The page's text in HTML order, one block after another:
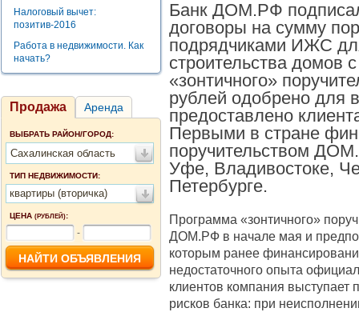
Налоговый вычет:
позитив-2016
Работа в недвижимости. Как
начать?
Продажа Аренда
ВЫБРАТЬ РАЙОН/ГОРОД:
Сахалинская область
ТИП НЕДВИЖИМОСТИ:
квартиры (вторичка)
ЦЕНА (РУБЛЕЙ):
-
Банк ДОМ.РФ
договоры на сумму
подрядчиками ИЖС
строительства домов
«зонтичного»
рублей одобрено для
предоставлено
Первыми в стране
поручительством
Уфе, Владивостоке,
Петербурге.
Программа «зонтичного»
ДОМ.РФ в начале мая и
которым ранее
недостаточного опыта
клиентов компания выступает
рисков банка: при